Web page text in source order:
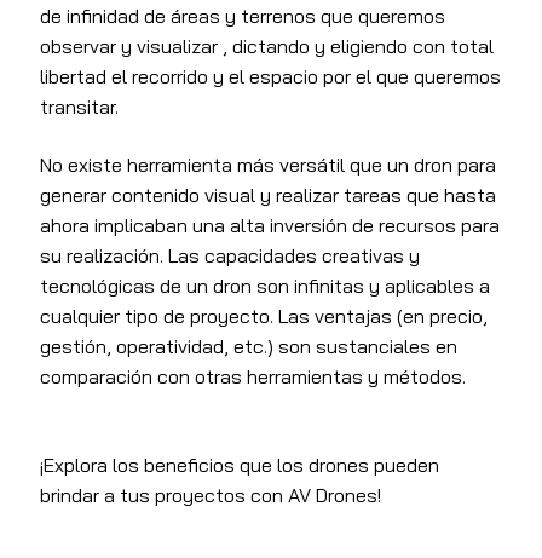
de infinidad de áreas y terrenos que queremos
observar y visualizar , dictando y eligiendo con total
libertad el recorrido y el espacio por el que queremos
transitar.
No existe herramienta más versátil que un dron para
generar contenido visual y realizar tareas que hasta
ahora implicaban una alta inversión de recursos para
su realización. Las capacidades creativas y
tecnológicas de un dron son infinitas y aplicables a
cualquier tipo de proyecto. Las ventajas (en precio,
gestión, operatividad, etc.) son sustanciales en
comparación con otras herramientas y métodos.
¡Explora los beneficios que los drones pueden
brindar a tus proyectos con AV Drones!